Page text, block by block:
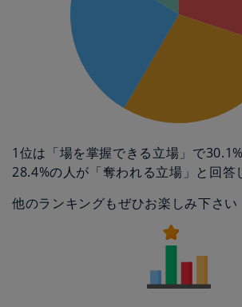
1位は「場を掌握できる立場」で
28.4%の人が「奪われる立場」と回答
他のランキングもぜひお楽しみ下さい